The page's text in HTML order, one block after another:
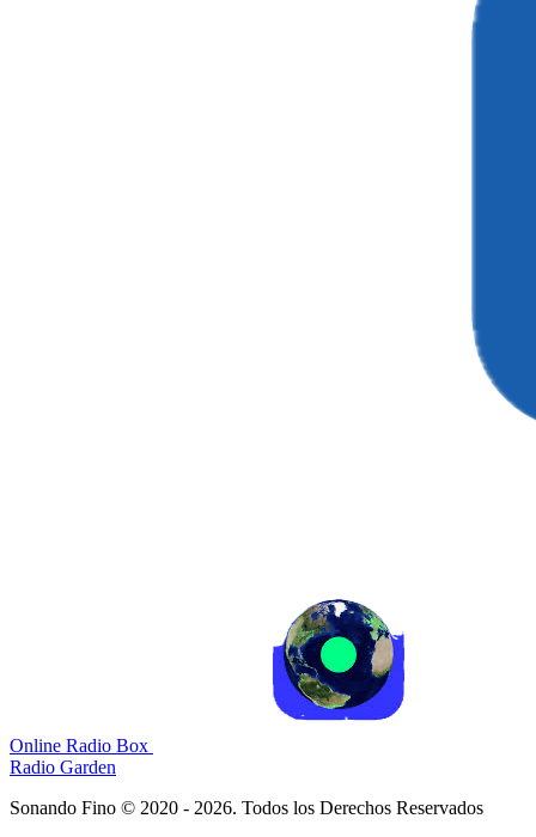
Online Radio Box
Radio Garden
Sonando Fino © 2020 - 2026. Todos los Derechos Reservados